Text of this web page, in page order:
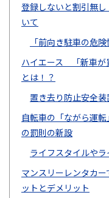
登録しないと割引無
いて
「前向き駐車の危険
ハイエース 「新車が
とは！？
置き去り防止安全
自転車の「ながら運
の罰則の新設
ライフスタイルや
マンスリーレンタカ
ットとデメリット